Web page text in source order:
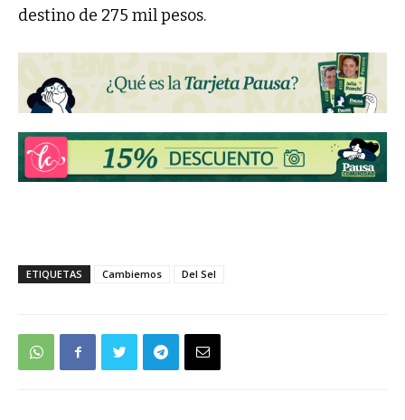
destino de 275 mil pesos.
ETIQUETAS Cambiemos Del Sel